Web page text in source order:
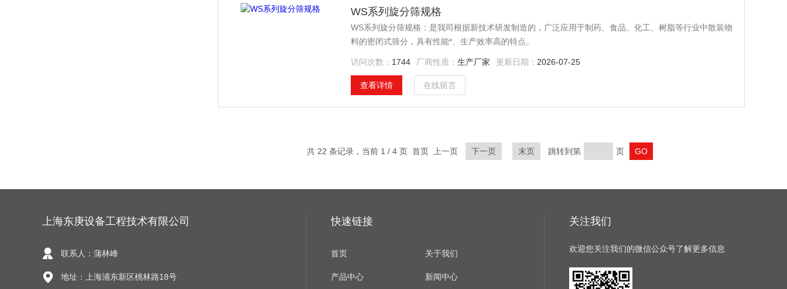
WS系列旋分筛规格
WS系列旋分筛规格：是我司根据新技术研发制造的，广泛应用于制药、食品、化工、树脂等行业中散装物
料的密闭式筛分，具有性能*、生产效率高的特点。
访问次数： 1744 厂商性质： 生产厂家 更新日期： 2026-07-25
查看详情 在线留言
共 22 条记录，当前 1 / 4 页 首页 上一页 下一页 末页 跳转到第 页
上海东庚设备工程技术有限公司
联系人：蒲林峰
地址：上海浦东新区桃林路18号
快速链接
首页 关于我们
产品中心 新闻中心
关注我们
欢迎您关注我们的微信公众号了解更多信息